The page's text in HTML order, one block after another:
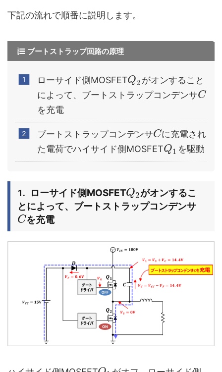
下記の流れで順番に説明します。
ブートストラップ回路の原理
ローサイド側MOSFETQ2 がオンすること
によって、ブートストラップコンデンサC
を充電
ブートストラップコンデンサCに充電され
た電荷でハイサイド側MOSFETQ1 を駆動
ローサイド側MOSFETQ2がオンするこ
とによって、ブートストラップコンデンサ
Cを充電